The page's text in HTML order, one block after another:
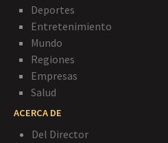
Deportes
Entretenimiento
Mundo
Regiones
Empresas
Salud
ACERCA DE
Del Director